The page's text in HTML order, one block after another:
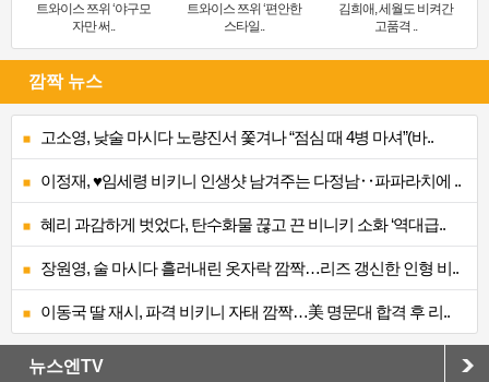
트와이스 쯔위 ‘야구모
자만 써..
트와이스 쯔위 ‘편안한
스타일..
김희애, 세월도 비켜간
고품격 ..
깜짝 뉴스
고소영, 낮술 마시다 노량진서 쫓겨나 “점심 때 4병 마셔”(바..
이정재, ♥임세령 비키니 인생샷 남겨주는 다정남‥파파라치에 ..
혜리 과감하게 벗었다, 탄수화물 끊고 끈 비니키 소화 ‘역대급..
장원영, 술 마시다 흘러내린 옷자락 깜짝…리즈 갱신한 인형 비..
이동국 딸 재시, 파격 비키니 자태 깜짝…美 명문대 합격 후 리..
뉴스엔TV